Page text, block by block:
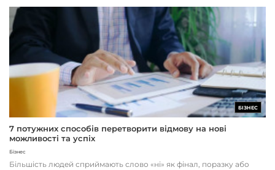
БІЗНЕС
7 потужних способів перетворити відмову на нові
можливості та успіх
Бізнес
Більшість людей сприймають слово «ні» як фінал, поразку або